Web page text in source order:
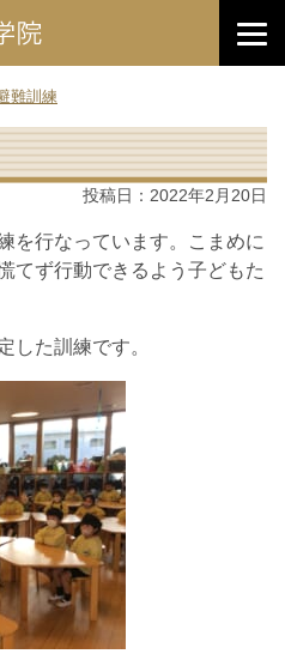
難訓練
投稿日： 2022年2月20日
を行なっています。こまめに
てず行動できるよう子どもた
した訓練です。